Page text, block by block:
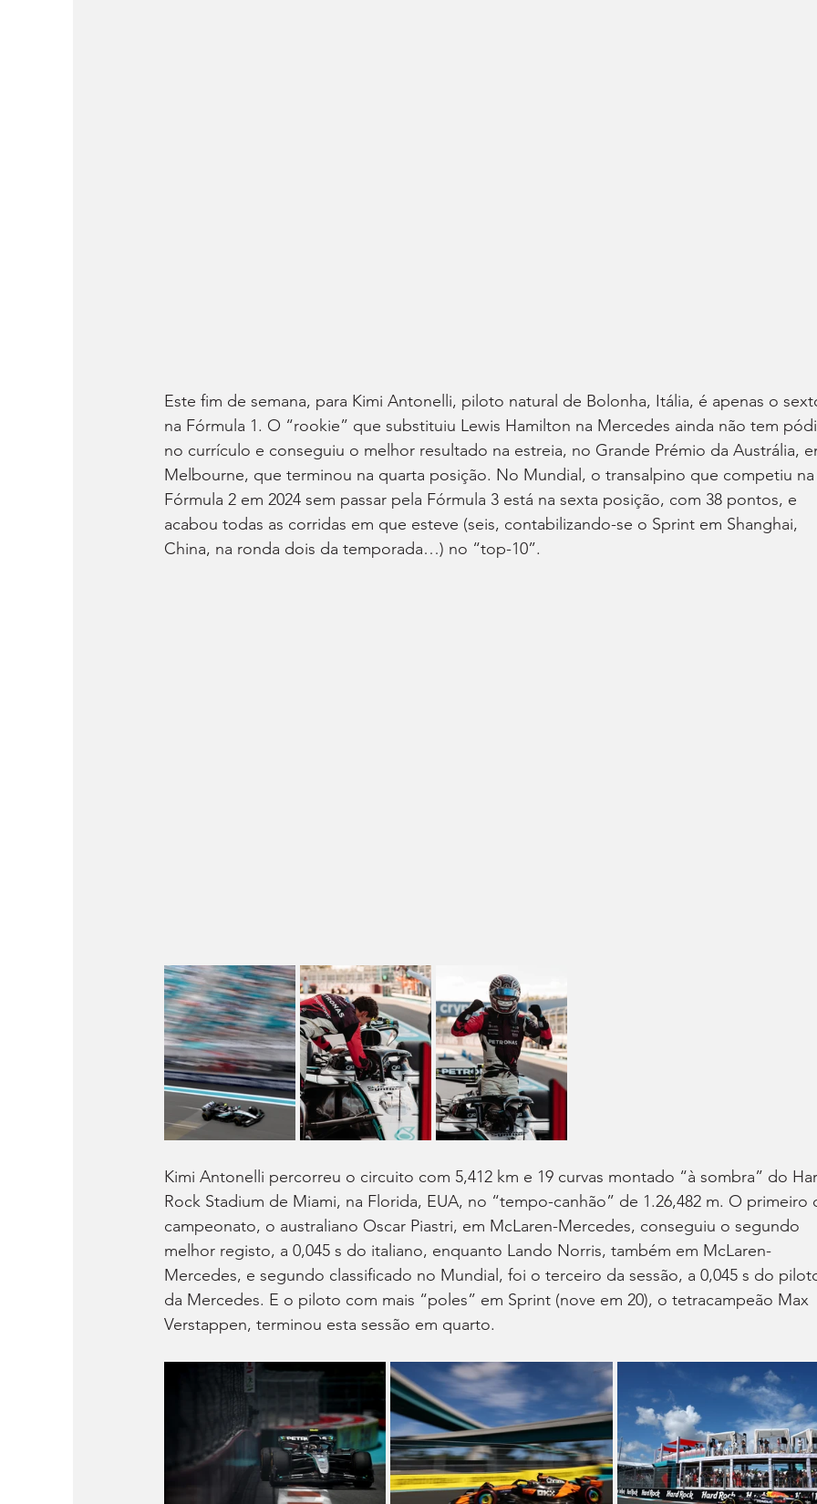
Este fim de semana, para Kimi Antonelli, piloto natural de Bolonha, Itália, é apenas o
na Fórmula 1. O “rookie” que substituiu Lewis Hamilton na Mercedes ainda não tem
no currículo e conseguiu o melhor resultado na estreia, no Grande Prémio da Austrália,
Melbourne, que terminou na quarta posição. No Mundial, o transalpino que competiu na
Fórmula 2 em 2024 sem passar pela Fórmula 3 está na sexta posição, com 38 pontos, e
acabou todas as corridas em que esteve (seis, contabilizando-se o Sprint em Shanghai,
China, na ronda dois da temporada…) no “top-10”.
Kimi Antonelli percorreu o circuito com 5,412 km e 19 curvas montado “à sombra” do
Rock Stadium de Miami, na Florida, EUA, no “tempo-canhão” de 1.26,482 m. O primeiro
campeonato, o australiano Oscar Piastri, em McLaren-Mercedes, conseguiu o segundo
melhor registo, a 0,045 s do italiano, enquanto Lando Norris, também em McLaren-
Mercedes, e segundo classificado no Mundial, foi o terceiro da sessão, a 0,045 s do
da Mercedes. E o piloto com mais “poles” em Sprint (nove em 20), o tetracampeão Max
Verstappen, terminou esta sessão em quarto.